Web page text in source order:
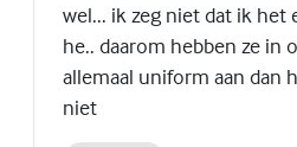
wel... ik zeg niet dat ik het
he.. daarom hebben ze in
allemaal uniform aan dan
niet